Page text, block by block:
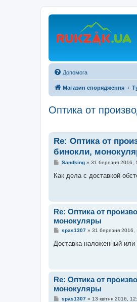
Допомога
Магазин спорядження
Оптика от
Re: Оптика от
бинокли,
П
в
е
н
Sandking» 31 березня 2016,
Как дела с доставкой
Re: Оптика от
монокуляры
П
в
л
е
н
spas1307» 31 березня 2016,
Доставка наложенный
Re: Оптика от
монокуляры
Пspas1307» 13 квітня 2016,